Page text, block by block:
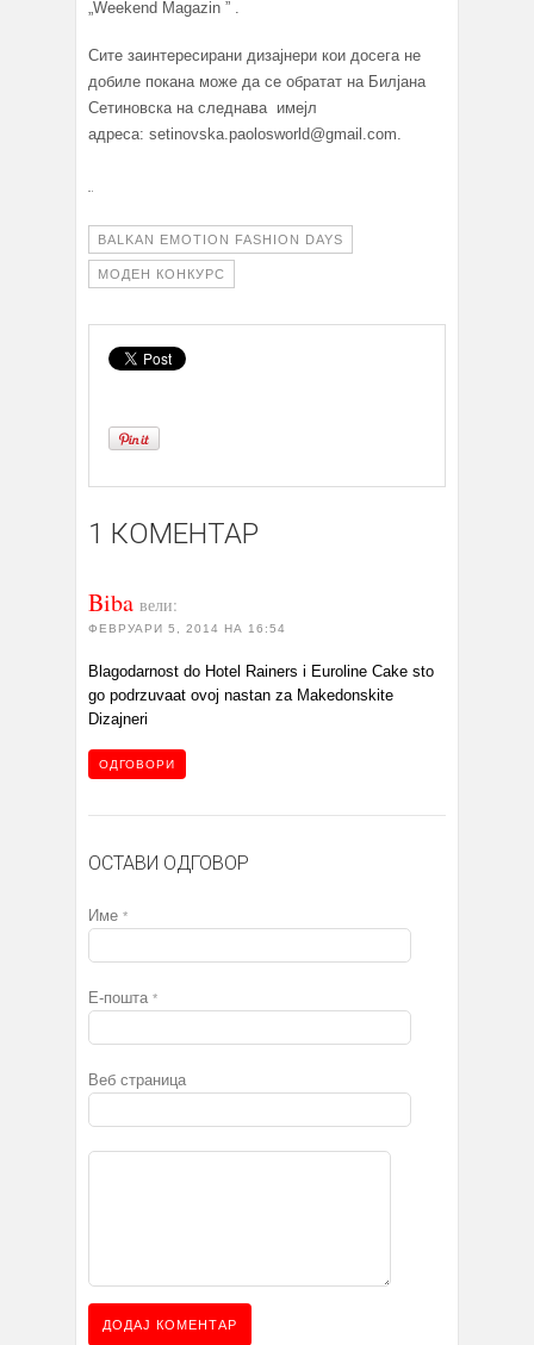
„Weekend Magazin ” .
Сите заинтересирани дизајнери кои досега не
добиле покана може да се обратат на Билјана
Сетиновска на следнава имејл
адреса: setinovska.paolosworld@gmail.com.
BALKAN EMOTION FASHION DAYS
МОДЕН КОНКУРС
1 КОМЕНТАР
Biba вели:
ФЕВРУАРИ 5, 2014 НА 16:54
Blagodarnost do Hotel Rainers i Euroline Cake sto
go podrzuvaat ovoj nastan za Makedonskite
Dizajneri
ОДГОВОРИ
ОСТАВИ ОДГОВОР
Име *
Е-пошта *
Веб страница